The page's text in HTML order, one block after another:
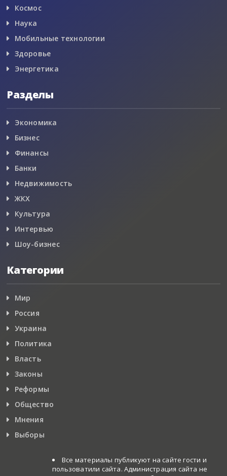
Космос
Наука
Мобильные технологии
Здоровье
Энергетика
Разделы
Экономика
Бизнес
Финансы
Банки
Недвижимость
ЖКХ
Культура
Интервью
Шоу-бизнес
Категории
Мир
Россия
Украина
Политика
Власть
Законы
Реформы
Общество
Мнения
Выборы
Все материалы публикуют на сайте гости и
пользоватили сайта. Администрация сайта не